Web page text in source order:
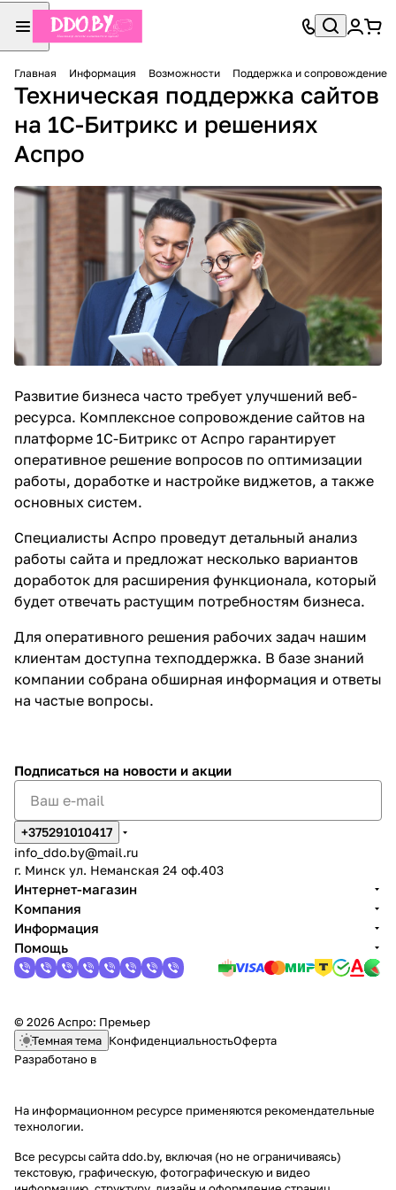
Главная Информация Возможности Поддержка и сопровождение
Техническая поддержка сайтов
на 1С-Битрикс и решениях
Аспро
Развитие бизнеса часто требует улучшений веб-
ресурса. Комплексное сопровождение сайтов на
платформе 1С-Битрикс от Аспро гарантирует
оперативное решение вопросов по оптимизации
работы, доработке и настройке виджетов, а также
основных систем.
Специалисты Аспро проведут детальный анализ
работы сайта и предложат несколько вариантов
доработок для расширения функционала, который
будет отвечать растущим потребностям бизнеса.
Для оперативного решения рабочих задач нашим
клиентам доступна техподдержка. В базе знаний
компании собрана обширная информация и ответы
на частые вопросы.
Подписаться на новости и акции
+375291010417
info_ddo.by@mail.ru
г. Минск ул. Неманская 24 оф.403
Интернет-магазин
Компания
Информация
Помощь
© 2026 Аспро: Премьер
Темная тема КонфиденциальностьОферта
Разработано в
На информационном ресурсе применяются рекомендательные
технологии.
Все ресурсы сайта ddo.by, включая (но не ограничиваясь)
текстовую, графическую, фотографическую и видео